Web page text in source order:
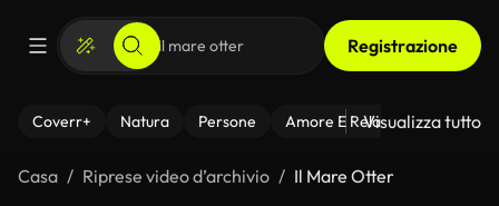
Registrazione
Coverr+ Natura Persone Amore E Relazioni Il
Visualizza tutto
Casa Riprese video d’archivio Il Mare Otter